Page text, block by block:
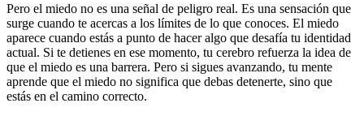
Pero el miedo no es una señal de peligro real. Es una sensación que
surge cuando te acercas a los límites de lo que conoces. El miedo
aparece cuando estás a punto de hacer algo que desafía tu identidad
actual. Si te detienes en ese momento, tu cerebro refuerza la idea de
que el miedo es una barrera. Pero si sigues avanzando, tu mente
aprende que el miedo no significa que debas detenerte, sino que
estás en el camino correcto.